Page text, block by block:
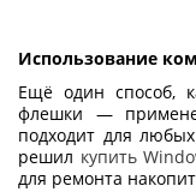
Использование
Ещё один способ,
флешки —
подходит для
решил купить
для ремонта